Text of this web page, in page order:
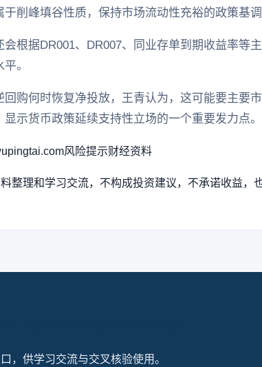
削峰填谷性质，保持市场流动性充裕的政策基调
会根据DR001、DR007、同业存单到期收益率等
。
回购何时恢复净投放，王青认为，这可能要主要
显示货币政策延续支持性立场的一个重要发力点。
风险提示财经资料
整理和学习交流，不构成投资建议，不承诺收益，
，供学习交流与交叉核验使用。